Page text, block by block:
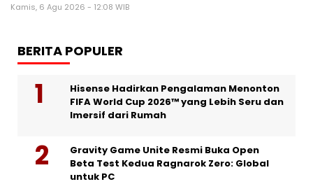
Kamis, 6 Agu 2026 - 12:08 WIB
BERITA POPULER
Hisense Hadirkan Pengalaman Menonton
FIFA World Cup 2026™ yang Lebih Seru dan
Imersif dari Rumah
Gravity Game Unite Resmi Buka Open
Beta Test Kedua Ragnarok Zero: Global
untuk PC